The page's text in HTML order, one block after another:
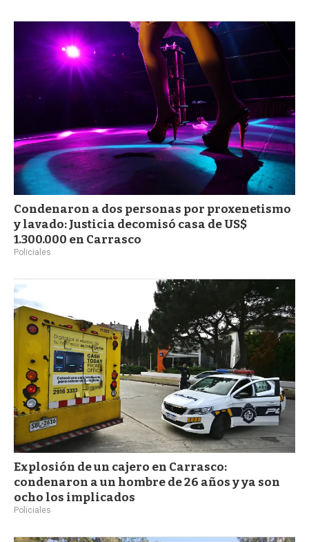
Condenaron a dos personas por proxenetismo
y lavado: Justicia decomisó casa de US$
1.300.000 en Carrasco
Policiales
Explosión de un cajero en Carrasco:
condenaron a un hombre de 26 años y ya son
ocho los implicados
Policiales